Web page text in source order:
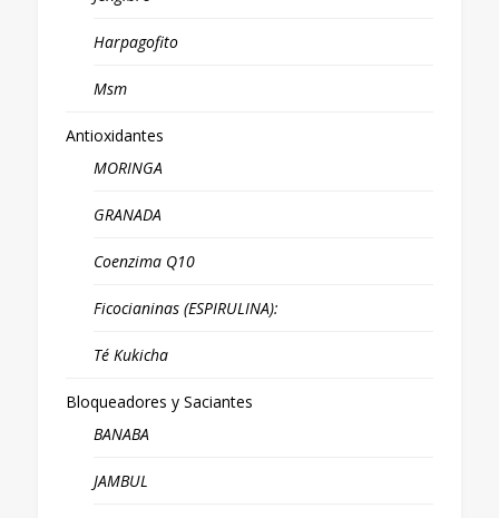
Harpagofito
Msm
Antioxidantes
MORINGA
GRANADA
Coenzima Q10
Ficocianinas (ESPIRULINA):
Té Kukicha
Bloqueadores y Saciantes
BANABA
JAMBUL